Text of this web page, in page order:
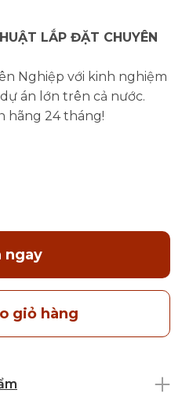
LẮP ĐẶT CHUYÊN
Nghiệp với kinh nghiệm
án lớn trên cả nước.
hãng 24 tháng!
ngay
giỏ hàng